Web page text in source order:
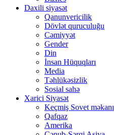
Daxili siyasət
Qanunvericilik
Dövlət quruculuğu
Cəmiyyət
Gender
Din
İnsan Hüquqları
Media
Təhlükəsizlik
Sosial sahə
Xarici Siyasət
Keçmiş Sovet məkanı
Qafqaz
Amerika